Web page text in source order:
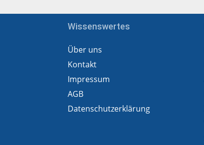
Wissenswertes
Über uns
Kontakt
Impressum
AGB
Datenschutzerklärung